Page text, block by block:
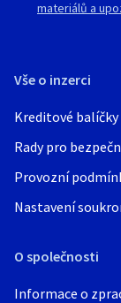
Vše o inzerci
Kreditové balíčky
Rady pro
Provozní
Nastavení
O společnosti
Informace o
materiálů a